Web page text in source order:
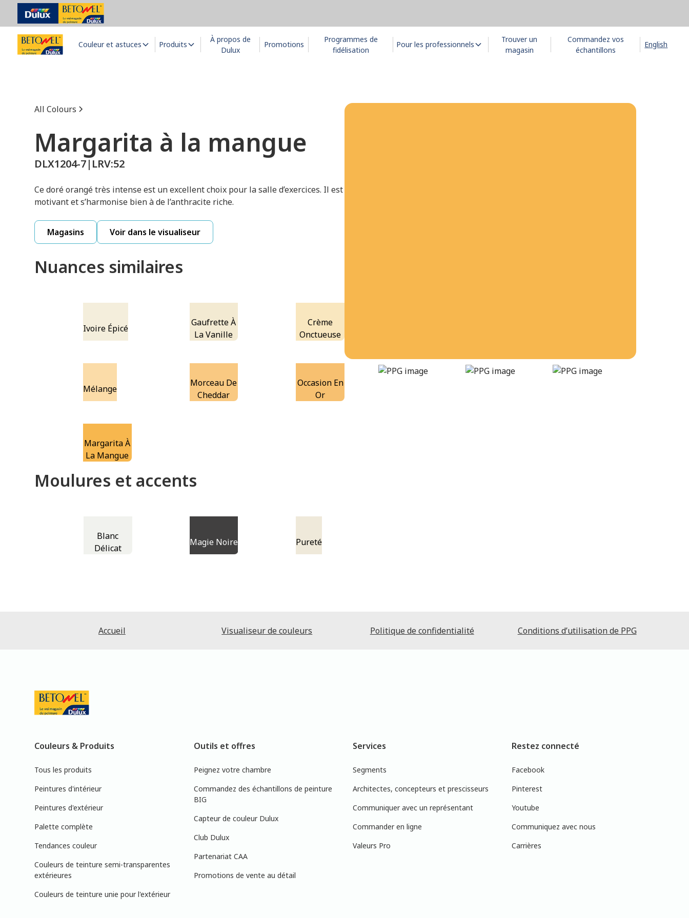
Couleur et astuces Produits
À propos de
Dulux
Promotions
Programmes de
fidélisation
Pour les professionnels
Trouver un
magasin
Commandez vos
échantillons
English
All Colours
Margarita à la mangue
DLX1204-7| LRV:52
Ce doré orangé très intense est un excellent choix pour la salle d’exercices. Il est
motivant et s’harmonise bien à de l’anthracite riche.
Magasins Voir dans le visualiseur
Nuances similaires
Ivoire Épicé
Gaufrette À
La Vanille
Crème
Onctueuse
Mélange
Morceau De
Cheddar
Occasion En
Or
Margarita À
La Mangue
Moulures et accents
Blanc
Délicat
Magie Noire Pureté
mango-margarita
Accueil Visualiseur de couleurs Politique de confidentialité Conditions d’utilisation de PPG
Couleurs & Produits
Tous les produits
Peintures d'intérieur
Peintures d'extérieur
Palette complète
Tendances couleur
Couleurs de teinture semi-transparentes
extérieures
Couleurs de teinture unie pour l'extérieur
Outils et offres
Peignez votre chambre
Commandez des échantillons de peinture
BIG
Capteur de couleur Dulux
Club Dulux
Partenariat CAA
Promotions de vente au détail
Services
Segments
Architectes, concepteurs et prescisseurs
Communiquer avec un représentant
Commander en ligne
Valeurs Pro
Restez connecté
Facebook
Pinterest
Youtube
Communiquez avec nous
Carrières